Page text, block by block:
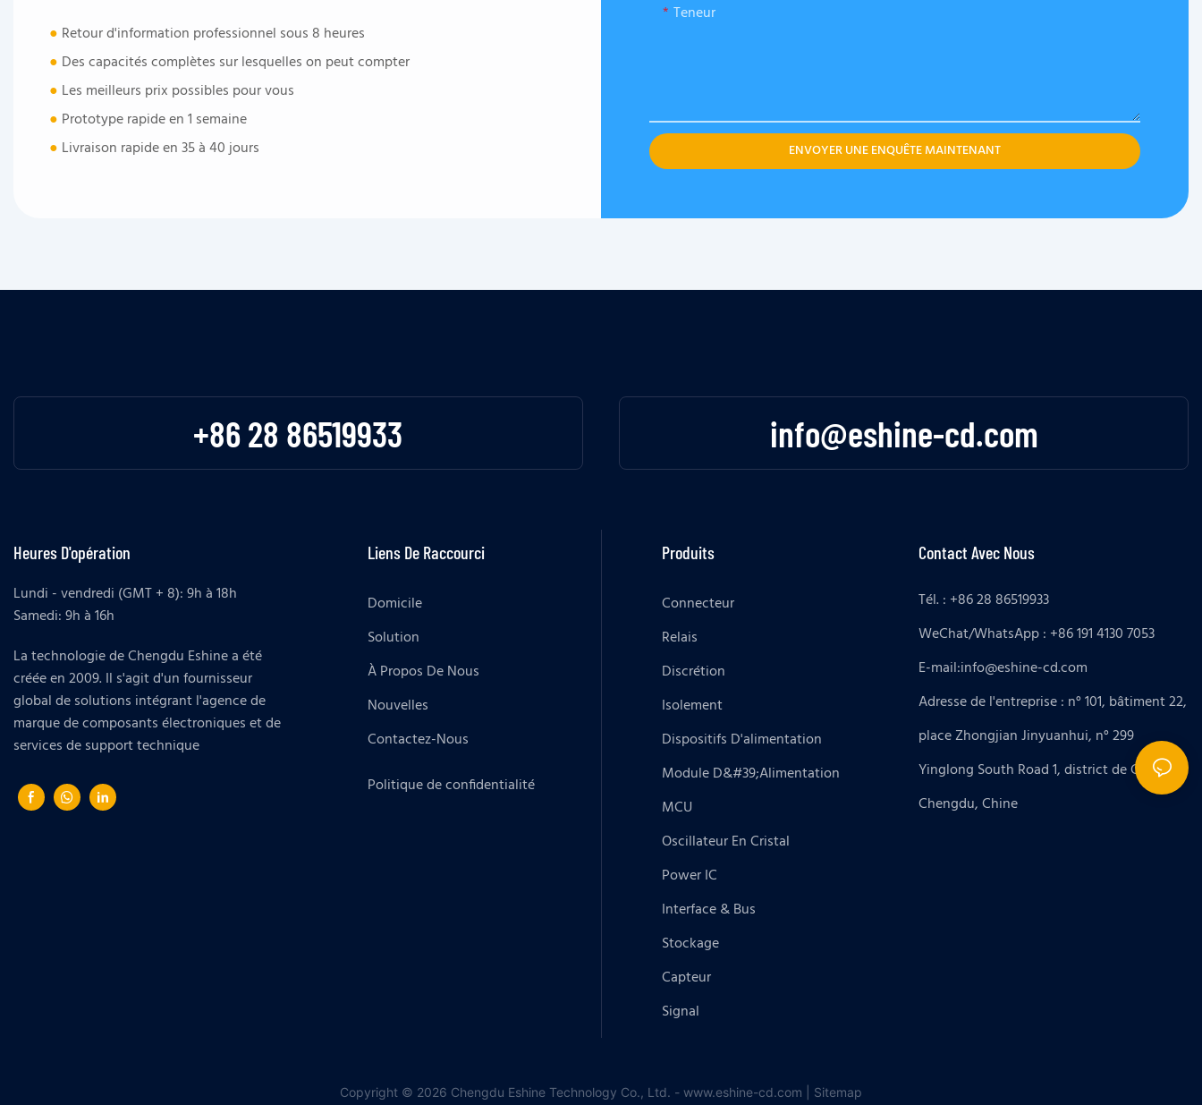
● Retour d'information professionnel sous 8 heures
● Des capacités complètes sur lesquelles on peut compter
● Les meilleurs prix possibles pour vous
● Prototype rapide en 1 semaine
● Livraison rapide en 35 à 40 jours
Teneur
ENVOYER UNE ENQUÊTE MAINTENANT
+86 28 86519933 info@eshine-cd.com
Heures D'opération
Lundi - vendredi (GMT + 8): 9h à 18h
Samedi: 9h à 16h
La technologie de Chengdu Eshine a été
créée en 2009. Il s'agit d'un fournisseur
global de solutions intégrant l'agence de
marque de composants électroniques et de
services de support technique
Liens De Raccourci
Domicile
Solution
À Propos De Nous
Nouvelles
Contactez-Nous
Politique de confidentialité
Produits
Connecteur
Relais
Discrétion
Isolement
Dispositifs D'alimentation
Module D&#39;alimentation
MCU
Oscillateur En Cristal
Power IC
Interface & Bus
Stockage
Capteur
Signal
Contact Avec Nous
Tél. : +86 28 86519933
WeChat/WhatsApp : +86 191 4130 7053
E-mail:info@eshine-cd.com
Adresse de l'entreprise : n° 101, bâtiment 22,
place Zhongjian Jinyuanhui, n° 299
Yinglong South Road 1, district de Gaoxin,
Chengdu, Chine
Copyright © 2026 Chengdu Eshine Technology Co., Ltd. - www.eshine-cd.com | Sitemap